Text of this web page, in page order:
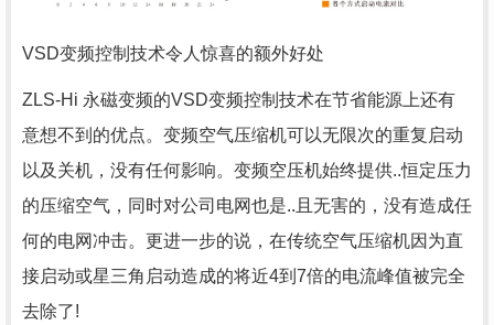
VSD变频控制技术令人惊喜的额外好处
ZLS-Hi 永磁变频的VSD变频控制技术在节省能源上还有
意想不到的优点。变频空气压缩机可以无限次的重复启动
以及关机，没有任何影响。变频空压机始终提供..恒定压力
的压缩空气，同时对公司电网也是..且无害的，没有造成任
何的电网冲击。更进一步的说，在传统空气压缩机因为直
接启动或星三角启动造成的将近4到7倍的电流峰值被完全
去除了!